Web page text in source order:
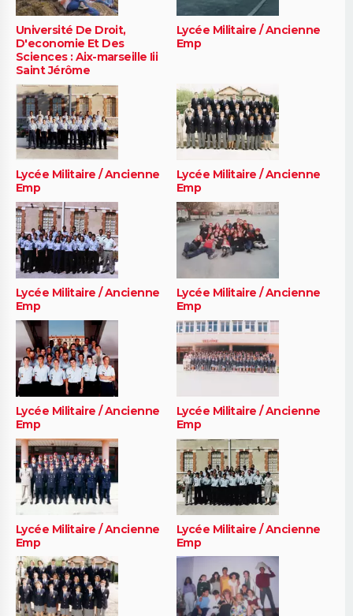
Université De Droit,
D'economie Et Des
Sciences : Aix-marseille Iii
Saint Jérôme
Lycée Militaire / Ancienne
Emp
Lycée Militaire / Ancienne
Emp
Lycée Militaire / Ancienne
Emp
Lycée Militaire / Ancienne
Emp
Lycée Militaire / Ancienne
Emp
Lycée Militaire / Ancienne
Emp
Lycée Militaire / Ancienne
Emp
Lycée Militaire / Ancienne
Emp
Lycée Militaire / Ancienne
Emp